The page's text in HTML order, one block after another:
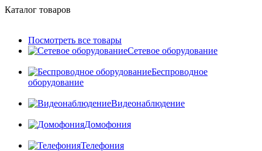
Каталог товаров
Посмотреть все товары
Сетевое оборудование
Беспроводное
оборудование
Видеонаблюдение
Домофония
Телефония